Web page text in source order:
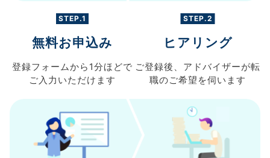
STEP.1
無料お申込み
登録フォームから 1分ほどで
ご入力 いただけます
STEP.2
ヒアリング
ご登録後、 アドバイザーが転
職のご希望を伺います